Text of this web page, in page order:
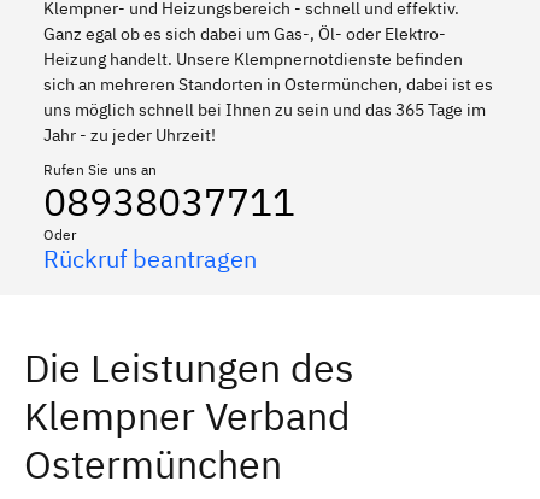
Klempner- und Heizungsbereich - schnell und effektiv.
Ganz egal ob es sich dabei um Gas-, Öl- oder Elektro-
Heizung handelt. Unsere Klempnernotdienste befinden
sich an mehreren Standorten in Ostermünchen, dabei ist es
uns möglich schnell bei Ihnen zu sein und das 365 Tage im
Jahr - zu jeder Uhrzeit!
Rufen Sie uns an
08938037711
Oder
Rückruf beantragen
Die Leistungen des
Klempner Verband
Ostermünchen